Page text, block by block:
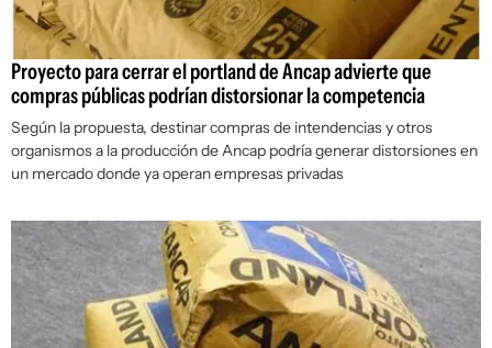
Proyecto para cerrar el portland de Ancap advierte que
compras públicas podrían distorsionar la competencia
Según la propuesta, destinar compras de intendencias y otros
organismos a la producción de Ancap podría generar distorsiones en
un mercado donde ya operan empresas privadas